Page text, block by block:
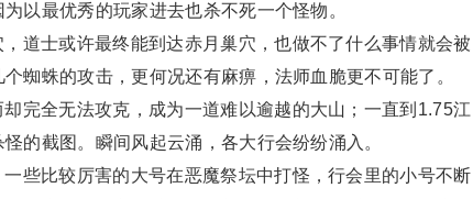
以最优秀的玩家进去也杀不死一个怪物。
道士或许最终能到达赤月巢穴，也做不了什么事情就会被
蜘蛛的攻击，更何况还有麻痹，法师血脆更不可能了。
完全无法攻克，成为一道难以逾越的大山；一直到1.75江
的截图。瞬间风起云涌，各大行会纷纷涌入。
些比较厉害的大号在恶魔祭坛中打怪，行会里的小号不断